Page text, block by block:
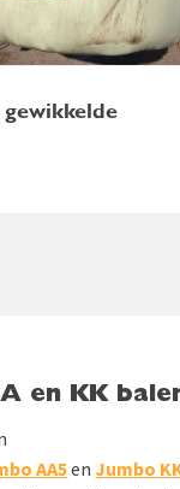
gewikkelde
en KK
AA5enJumbo